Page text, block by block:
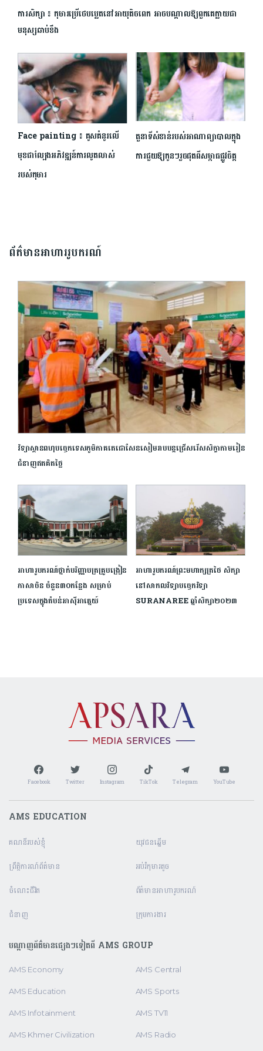
ការសិក្សា ៖ កុមារប្រើថេបប្លេតនៅអាយុតិចពេក អាចបណ្ដាលឱ្យពួកគេក្លាយជា
មនុស្សឆាប់ខឹង
Face painting ៖ គូសគំនូរលើ
មុខជាល្បែងអភិវឌ្ឍន៍ការលូតលាស់
របស់កុមារ
តួនាទីសំខាន់របស់អាណាព្យាបាលក្នុង
ការជួយឱ្យកូនៗរួចផុតពីសម្ពាធផ្លូវចិត្ត
ព័ត៌មានអាហាររូបករណ៍
វិទ្យាស្ថានពហុបច្ចេកទេសភូមិភាគតេជោសែនសៀមរាបបន្តជ្រើសរើសសិក្ខាកាមរៀន
ជំនាញឥតគិតថ្លៃ
អាហារូបករណ៍ថ្នាក់បរិញ្ញាបត្រគ្រូបង្រៀន
ភាសាចិន ចំនួន៣០កន្លែង សម្រាប់
ប្រទេសក្នុងតំបន់អាស៊ីអាគ្នេយ៍
អាហារូបករណ៍ព្រះមហាក្សត្រថៃ សិក្សា
នៅសាកលវិទ្យាបច្ចេកវិទ្យា
SURANAREE ឆ្នាំសិក្សា២០២៣
Facebook Twitter Instagram TikTok Telegram YouTube
AMS EDUCATION
គណនី​របស់ខ្ញុំ
ព្រឹត្តិការណ៍ព័ត៌មាន
ចំណេះជីវិត
ជំនាញ
យុវជនឆ្នើម
អប់រំកុមារតូច
ព័ត៌មានអាហារូបករណ៍
ក្រុមការងារ
បណ្តាញព័ត៌មានផ្សេងៗទៀតពី AMS GROUP
AMS Economy
AMS Education
AMS Infotainment
AMS Khmer Civilization
AMS Central
AMS Sports
AMS TV11
AMS Radio